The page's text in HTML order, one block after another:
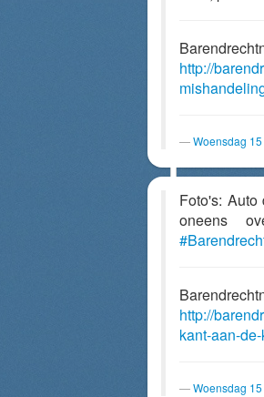
http://
Woensdag
Foto's:
oneens
http://
kant-aan-
Woensdag